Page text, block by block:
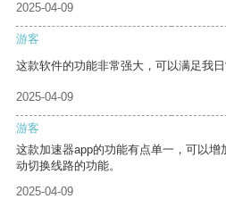
2025-04-09
游客
这款软件的功能非常强大，可以满足我日
2025-04-09
游客
这款加速器app的功能有点单一，可以增
动切换线路的功能。
2025-04-09